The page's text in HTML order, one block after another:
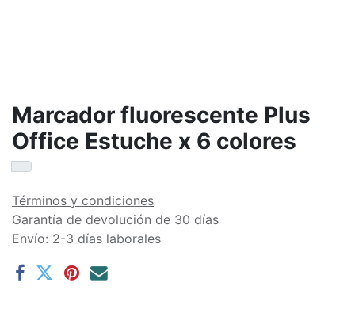
Marcador fluorescente Plus
Office Estuche x 6 colores
Términos y condiciones
Garantía de devolución de 30 días
Envío: 2-3 días laborales